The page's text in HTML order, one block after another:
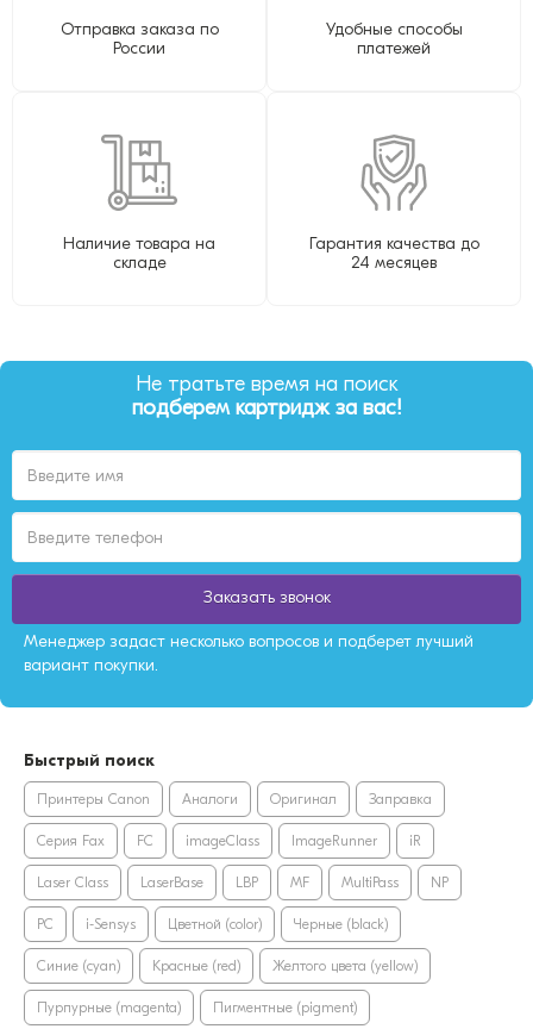
Отправка заказа по
России
Удобные способы
платежей
Наличие товара на
складе
Гарантия качества до
24 месяцев
Не тратьте время на поиск
подберем картридж за вас!
Заказать звонок
Менеджер задаст несколько вопросов и подберет лучший
вариант покупки.
Быстрый поиск
Принтеры Canon Аналоги Оригинал Заправка
Серия Fax FC imageClass ImageRunner iR
Laser Class LaserBase LBP MF MultiPass NP
PC i-Sensys Цветной (color) Черные (black)
Синие (cyan) Красные (red) Желтого цвета (yellow)
Пурпурные (magenta) Пигментные (pigment)